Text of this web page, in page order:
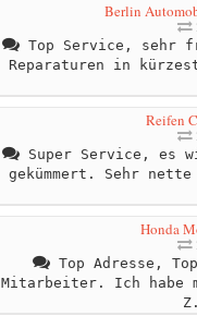
Berlin
Top Service, sehr
Reparaturen in
Reifen
Super Service, es
gekümmert. Sehr
Honda
Top Adresse,
Mitarbeiter. Ich habe